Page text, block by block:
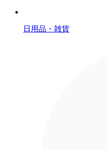
日用品・雑貨